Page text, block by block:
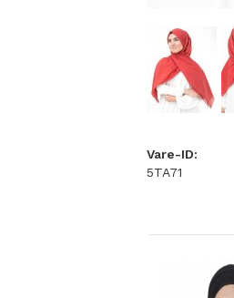
Vare-ID:
5TA71